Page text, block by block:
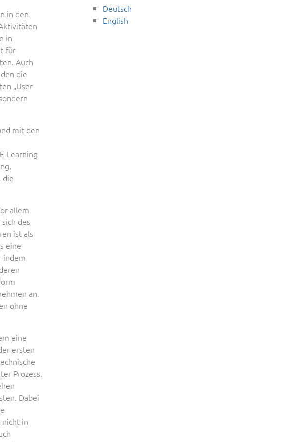
in den
in
für
Auch
die
„User
mit den
Learning
die
allem
des
ist als
eine
indem
an.
ohne
eine
ersten
Prozess,
Dabei
nicht in
Deutsch
English